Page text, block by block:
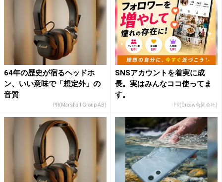
64年の歴史が宿るヘッドホ
ン、いい意味で「想定外」の
音質
PR(Marshall Group AB)
SNSアカウントを着実に成
長。実はみんなココ使ってま
す。
PR(Dreaw合同会社)